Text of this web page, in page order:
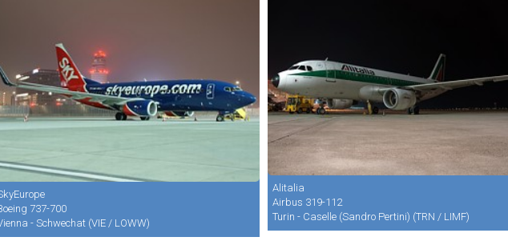
737-700
- Schwechat (VIE / LOWW)
Alitalia
Airbus 319-112
Turin - Caselle (Sandro Pertini) (TRN / LIMF)